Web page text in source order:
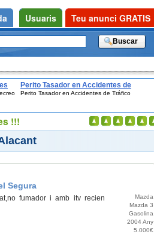
Perito Tasador en Accidentes de
Tráfico
Perito Tasador en Accidentes de Tráfico
Segura
fumador i amb itv recien
Mazda
Mazda 3
Gasolina
2004 Any
5.000€
Usuaris Teu anunci GRATIS
!!!